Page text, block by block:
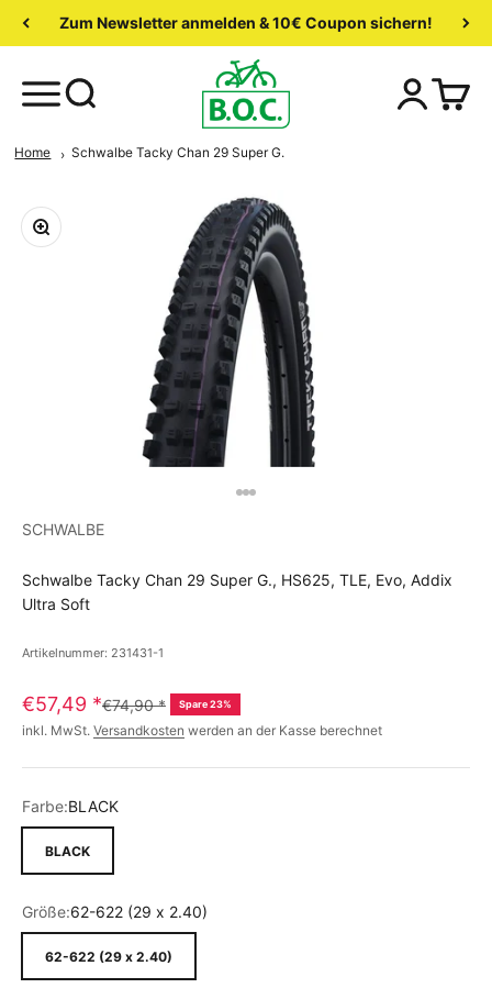
Zum Newsletter anmelden & 10€ Coupon sichern!
Home Schwalbe Tacky Chan 29 Super G.
SCHWALBE
Schwalbe Tacky Chan 29 Super G., HS625, TLE, Evo, Addix
Ultra Soft
Artikelnummer: 231431-1
€57,49 *€74,90* Spare 23%
inkl. MwSt. Versandkosten werden an der Kasse berechnet
Farbe:BLACK
BLACK
Größe:62-622 (29 x 2.40)
62-622 (29 x 2.40)